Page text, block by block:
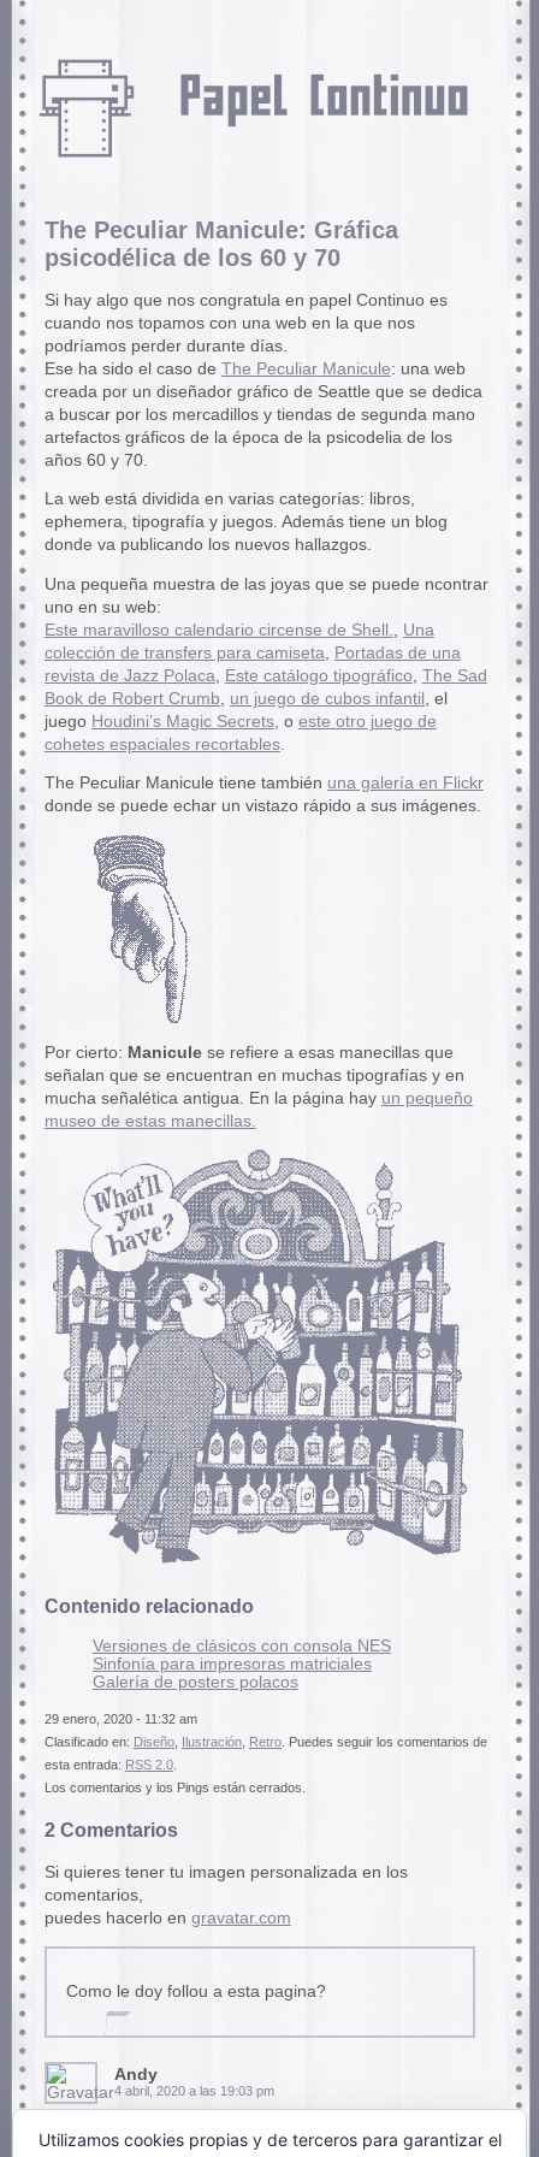
The Peculiar Manicule: Gráfica
psicodélica de los 60 y 70
Si hay algo que nos congratula en papel Continuo es
cuando nos topamos con una web en la que nos
podríamos perder durante días.
Ese ha sido el caso de The Peculiar Manicule: una web
creada por un diseñador gráfico de Seattle que se dedica
a buscar por los mercadillos y tiendas de segunda mano
artefactos gráficos de la época de la psicodelia de los
años 60 y 70.
La web está dividida en varias categorías: libros,
ephemera, tipografía y juegos. Además tiene un blog
donde va publicando los nuevos hallazgos.
Una pequeña muestra de las joyas que se puede ncontrar
uno en su web:
Este maravilloso calendario circense de Shell.
Una
colección de transfers para camiseta
Portadas de una
revista de Jazz Polaca
Este catálogo tipográfico The Sad
Book de Robert Crumb
un juego de cubos infantil
, el
juego Houdini’s Magic Secrets, o este otro juego de
cohetes espaciales recortables.
The Peculiar Manicule tiene también una galería en Flickr
donde se puede echar un vistazo rápido a sus imágenes.
Por cierto: Maniculese refiere a esas manecillas que
señalan que se encuentran en muchas tipografías y en
mucha señalética antigua. En la página hay un pequeño
museo de estas manecillas.
Contenido relacionado
Versiones de clásicos con consola NES
Sinfonía para impresoras matriciales
Galería de posters polacos
29 enero, 2020 - 11:32 am
Clasificado en: Diseño, Ilustración, Retro. Puedes seguir los comentarios de
esta entrada: RSS 2.0.
Los comentarios y los Pings están cerrados.
2 Comentarios
Si quieres tener tu imagen personalizada en los
comentarios,
puedes hacerlo en gravatar.com
Como le doy follou a esta pagina?
Andy
4 abril, 2020 a las 19:03 pm
Utilizamos cookies propias y de terceros para garantizar el